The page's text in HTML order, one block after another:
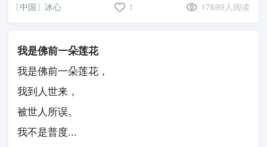
〔中国〕冰心 1 17699人阅读
我是佛前一朵莲花
我是佛前一朵莲花，
我到人世来，
被世人所误。
我不是普度...